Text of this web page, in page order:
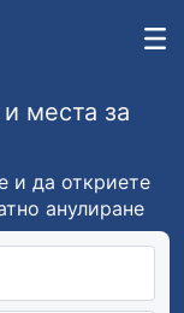
места за
и да откриете
анулиране